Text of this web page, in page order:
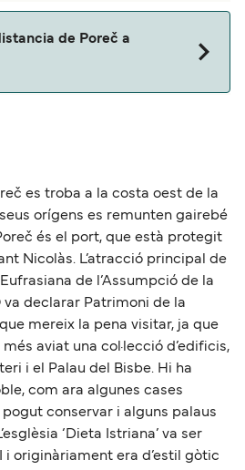
de Poreč a
es troba a la costa oest de la
orígens es remunten gairebé
és el port, que està protegit
Nicolàs. L’atracció principal de
de l’Assumpció de la
va declarar Patrimoni de la
que mereix la pena visitar, ja que
aviat una col·lecció d’edificis,
i el Palau del Bisbe. Hi ha
com ara algunes cases
pogut conservar i alguns palaus
‘Dieta Istriana’ va ser
i originàriament era d’estil gòtic